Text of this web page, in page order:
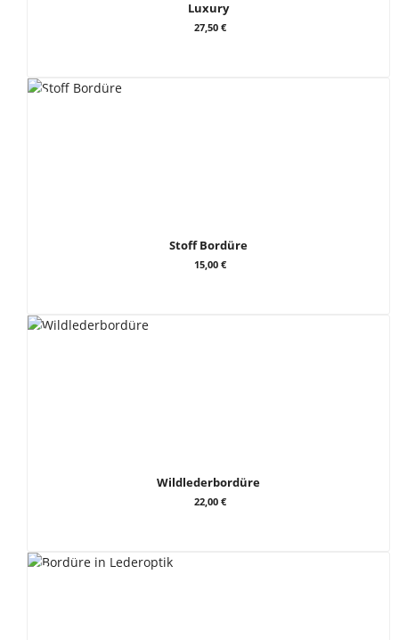
Luxury
27,50 €
Stoff Bordüre
15,00 €
Wildlederbordüre
22,00 €